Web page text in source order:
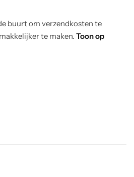
buurt om verzendkosten te
te maken. Toon op